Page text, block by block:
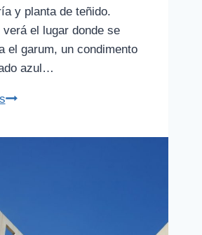
y planta de teñido.
verá el lugar donde se
el garum, un condimento
azul…
Museo
Historia